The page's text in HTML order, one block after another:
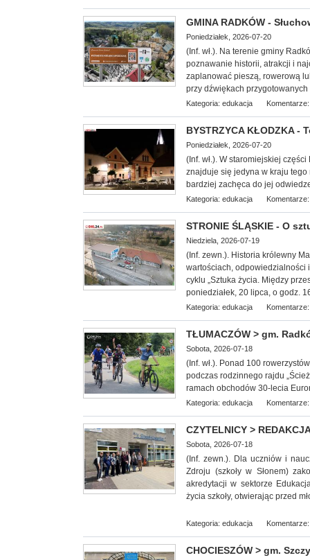
GMINA RADKÓW -
Poniedziałek, 2026-07-20
(Inf. wł.). Na terenie gminy
poznawanie historii, atrakcji i
zaplanować pieszą, rowerową
przy dźwiękach przygotowanych
Kategoria: edukacja
BYSTRZYCA KŁODZKA -
Poniedziałek, 2026-07-20
(Inf. wł.). W staromiejskiej
znajduje się jedyna w kraju
bardziej zachęca do jej
Kategoria: edukacja
STRONIE ŚLĄSKIE - O
Niedziela, 2026-07-19
(Inf. zewn.). Historia królewny
wartościach, odpowiedzialności
cyklu „Sztuka życia. Między
poniedziałek, 20 lipca, o godz.
Kategoria: edukacja
TŁUMACZÓW > gm.
Sobota, 2026-07-18
(Inf. wł.). Ponad 100
podczas rodzinnego rajdu
ramach obchodów 30-lecia
Kategoria: edukacja
CZYTELNICY >
Sobota, 2026-07-18
(Inf. zewn.). Dla uczniów i
Zdroju (szkoły w Słonem)
akredytacji w sektorze
życia szkoły, otwierając przed
Kategoria: edukacja
CHOCIESZÓW > gm.